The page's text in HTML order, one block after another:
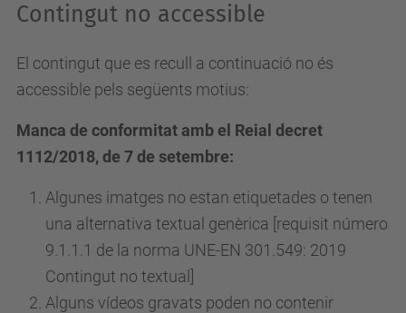
Contingut no accessible
El contingut que es recull a continuació no és
accessible pels següents motius:
Manca de conformitat amb el Reial decret
1112/2018, de 7 de setembre:
Algunes imatges no estan etiquetades o tenen
una alternativa textual genèrica [requisit número
9.1.1.1 de la norma UNE-EN 301.549: 2019
Contingut no textual]
Alguns vídeos gravats poden no contenir